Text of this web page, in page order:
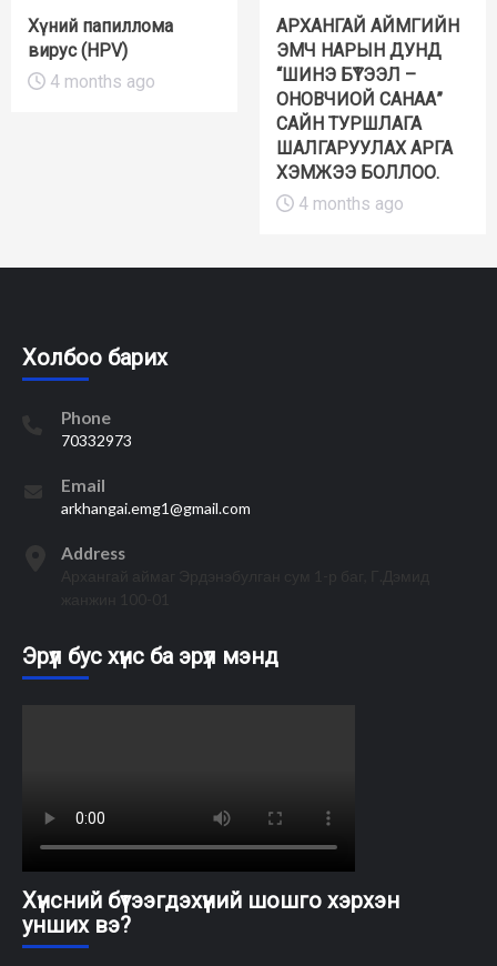
Хүний папиллома
вирус (HPV)
4 months ago
АРХАНГАЙ АЙМГИЙН
ЭМЧ НАРЫН ДУНД
“ШИНЭ БҮТЭЭЛ –
ОНОВЧИОЙ САНАА”
САЙН ТУРШЛАГА
ШАЛГАРУУЛАХ АРГА
ХЭМЖЭЭ БОЛЛОО.
4 months ago
Холбоо барих
Phone
70332973
Email
arkhangai.emg1@gmail.com
Address
Эрүүл бус хүнс ба эрүүл мэнд
Хүнсний бүтээгдэхүүний шошго хэрхэн
унших вэ?